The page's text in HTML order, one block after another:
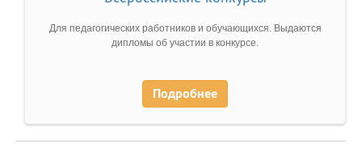
Для педагогических работников и обучающихся. Выдаются
дипломы об участии в конкурсе.
Подробнее